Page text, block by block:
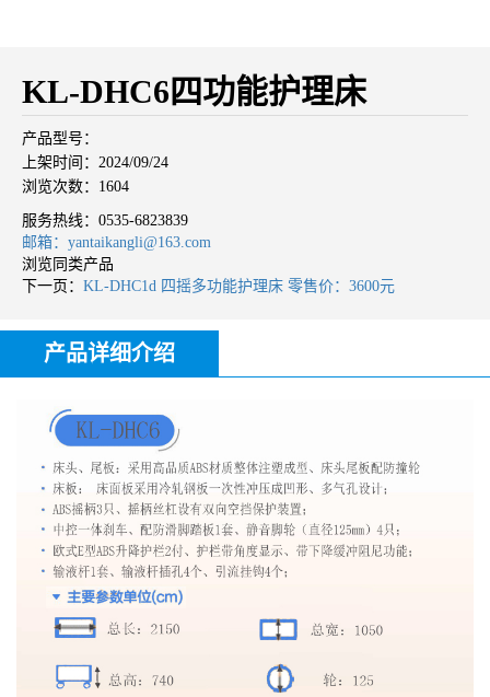
KL-DHC6四功能护理床
产品型号：
上架时间：2024/09/24
浏览次数：1604
服务热线： 0535-6823839
邮箱：yantaikangli@163.com
浏览同类产品
下一页： KL-DHC1d 四摇多功能护理床 零售价：3600元
产品详细介绍